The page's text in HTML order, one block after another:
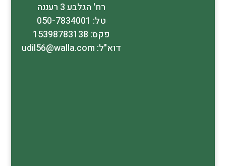
רח' הגלבע 3 רעננה
טל: 050-7834001
פקס: 15398783138
דוא"ל: udil56@walla.com